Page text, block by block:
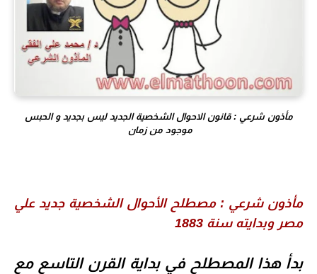
مأذون شرعي : قانون الاحوال الشخصية الجديد ليس بجديد و الحبس
موجود من زمان
مأذون شرعي : مصطلح الأحوال الشخصية جديد علي
مصر وبدايته سنة 1883
بدأ هذا المصطلح في بداية القرن التاسع مع